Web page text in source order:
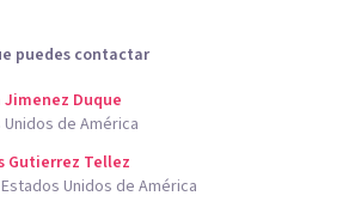
puedes contactar
Duque
de América
Gutierrez Tellez
Unidos de América